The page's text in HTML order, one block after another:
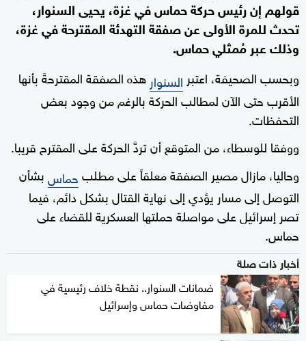
قولهم إن رئيس حركة حماس في غزة، يحيى السنوار،
تحدث للمرة الأولى عن صفقة التهدئة المقترحة في غزة،
وذلك عبر مُمثلي حماس.
وبحسب الصحيفة، اعتبر السنوار هذه الصفقة المقترحةَ بأنها
الأقرب حتى الآن لمطالب الحركة بالرغم من وجود بعض
التحفظات.
ووفقا للوسطاء، من المتوقع أن تردَّ الحركة على المقترح قريبا.
وحاليا، مازال مصير الصفقة معلقاً على مطلبحماسبشأن
التوصل إلى مسار يؤدي إلى نهاية القتال بشكل دائم، فيما
تصر إسرائيل على مواصلة حملتها العسكرية للقضاء على
حماس.
أخبار ذات صلة
ضمانات السنوار.. نقطة خلاف رئيسية في
مفاوضات حماس وإسرائيل